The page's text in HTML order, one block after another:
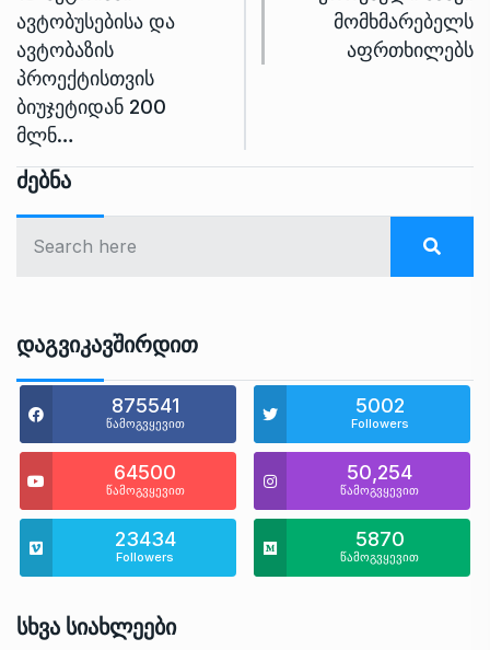
ავტობუსებისა და
ავტობაზის
პროექტისთვის
ბიუჯეტიდან 200
მლნ…
მომხმარებელს
აფრთხილებს
Ძებნა
Დაგვიკავშირდით
875541
წამოგვყევით
5002
Followers
64500
წამოგვყევით
50,254
წამოგვყევით
23434
Followers
5870
წამოგვყევით
Სხვა Სიახლეები